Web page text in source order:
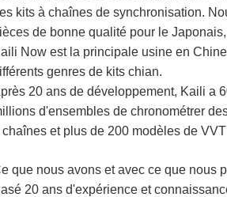
kits à chaînes de synchronisation.
de bonne qualité pour le
Now est la principale usine en
genres de kits chian.
20 ans de développement, Kaili a
d'ensembles de chronométrer
chaînes et plus de 200 modèles de
que nous avons et avec ce que nous
20 ans d'expérience et